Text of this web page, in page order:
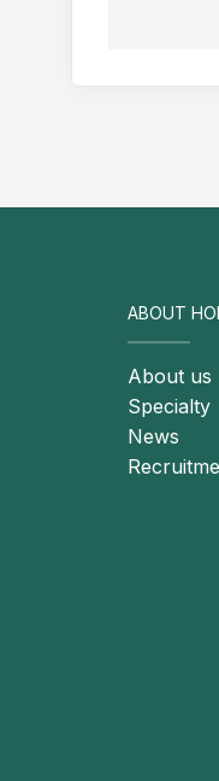
ABOUT
About us
Specialty
News